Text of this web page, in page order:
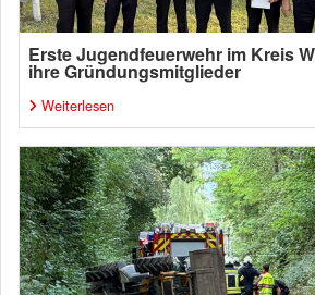
Erste Jugendfeuerwehr im Kreis
ihre Gründungsmitglieder
Weiterlesen